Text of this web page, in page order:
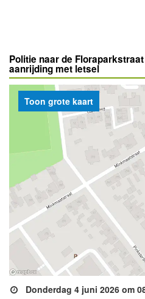
Politie naar de
aanrijding met letsel
Donderdag 4 juni 2026 om
Toon grote kaart